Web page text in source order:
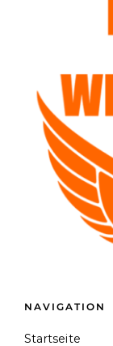
NAVIGATION
Startseite